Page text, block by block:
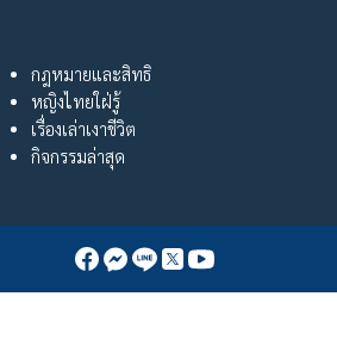
กฎหมายและสิทธิ
หญิงไทยใฝ่รู้
เรื่องเล่าเงาชีวิต
กิจกรรมล่าสุด